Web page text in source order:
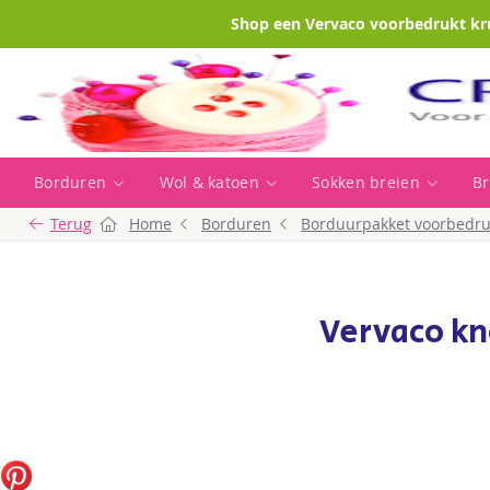
Shop een Vervaco voorbedrukt
Borduren Wol & katoen Sokken breien
Terug
Home Borduren Borduurpakket
Vervaco